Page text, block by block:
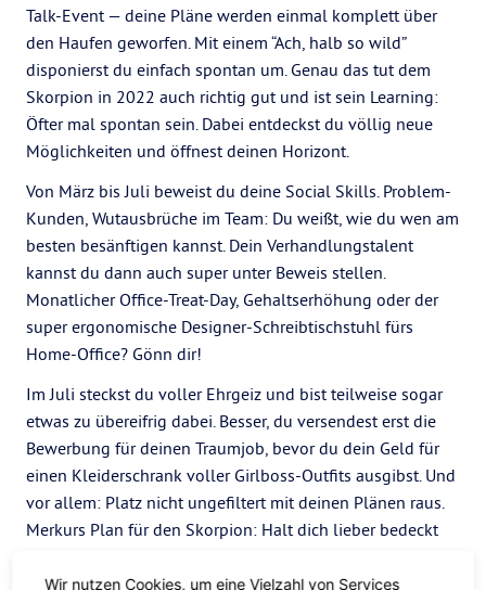
Talk-Event — deine Pläne werden einmal komplett über
den Haufen geworfen. Mit einem “Ach, halb so wild”
disponierst du einfach spontan um. Genau das tut dem
Skorpion in 2022 auch richtig gut und ist sein Learning:
Öfter mal spontan sein. Dabei entdeckst du völlig neue
Möglichkeiten und öffnest deinen Horizont.
Von März bis Juli beweist du deine Social Skills. Problem-
Kunden, Wutausbrüche im Team: Du weißt, wie du wen am
besten besänftigen kannst. Dein Verhandlungstalent
kannst du dann auch super unter Beweis stellen.
Monatlicher Office-Treat-Day, Gehaltserhöhung oder der
super ergonomische Designer-Schreibtischstuhl fürs
Home-Office? Gönn dir!
Im Juli steckst du voller Ehrgeiz und bist teilweise sogar
etwas zu übereifrig dabei. Besser, du versendest erst die
Bewerbung für deinen Traumjob, bevor du dein Geld für
einen Kleiderschrank voller Girlboss-Outfits ausgibst. Und
vor allem: Platz nicht ungefiltert mit deinen Plänen raus.
Merkurs Plan für den Skorpion: Halt dich lieber bedeckt
Wir nutzen Cookies, um eine Vielzahl von Services